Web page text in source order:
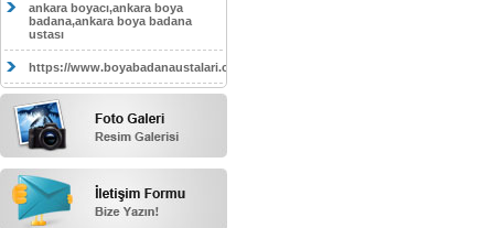
ankara boyacı,ankara boya
badana,ankara boya badana
ustası
https://www.boyabadanaustalari.com/